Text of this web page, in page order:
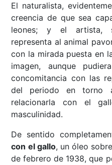
El naturalista,
creencia de que sea
leones; y el artista,
representa al animal
con la mirada puesta en
imagen, aunque
concomitancia con las
del periodo en torno
relacionarla con el
masculinidad.
De sentido
con el gallo, un óleo
de febrero de 1938, que